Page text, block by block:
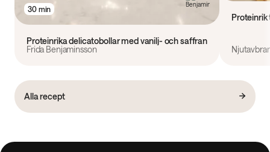
30 min
Proteinrika delicatobollar med vanilj- och saffran
Frida Benjaminsson
Alla recept